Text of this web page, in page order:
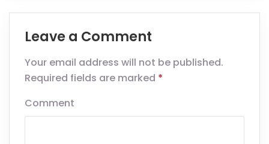
Leave a Comment
Your email address will not be published.
Required fields are marked *
Comment